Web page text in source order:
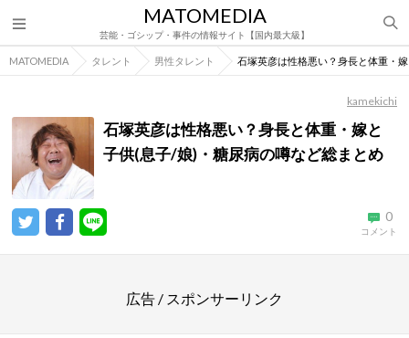
MATOMEDIA
芸能・ゴシップ・事件の情報サイト【国内最大級】
MATOMEDIA タレント 男性タレント 石塚英彦は性格悪い？身長と体重・
kamekichi
石塚英彦は性格悪い？身長と体重・嫁と
子供(息子/娘)・糖尿病の噂など総まとめ
0
コメント
広告 / スポンサーリンク